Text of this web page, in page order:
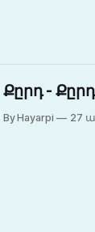
Քըրդ -
By Hayarpi 27